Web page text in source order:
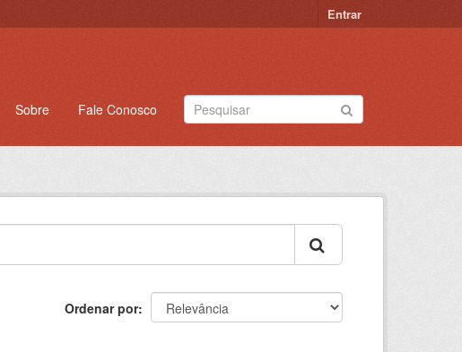
Entrar
Sobre Fale Conosco
Ordenar por